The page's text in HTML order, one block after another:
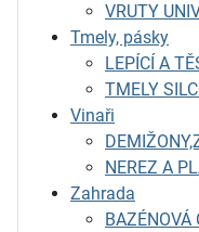
VRUTY
Tmely, pásky
LEPÍCÍ A
TMELY
Vinaři
NEREZ A
Zahrada
BAZÉNOVÁ